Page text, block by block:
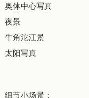
奥体中心写真
夜景
牛角沱江景
太阳写真
细节小场景：